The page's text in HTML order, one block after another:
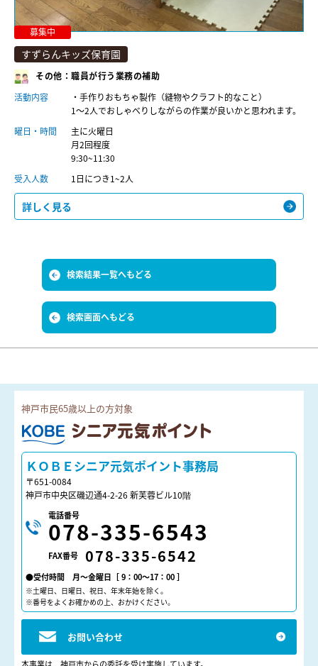
募集中
すずらんキッズ保育園
その他：職員が⾏う業務の補助
活動内容
・手作りおもちゃ製作（縫物やクラフト的なこと）
1～2人でおしゃべりしながらの作業が良いかと思われます。
曜日・時間
主に火曜日
月2回程度
9:30~11:30
受入人数
1日につき1~2人
詳しく見る
検索結果一覧へもどる
検索画面へもどる
神戸市民65歳以上の方対象
ＫＯＢＥシニア元気ポイント
ＫＯＢＥシニア元気ポイント事務局
〒651-0084
神戸市中央区磯辺通4-2-26 新芙蓉ビル10階
電話番号
078-335-6543
FAX番号 078-335-6542
●受付時間 月～金曜日［ 9：00～17：00 ］
※土曜日、日曜日、祝日、年末年始を除く。
※番号をよくお確かめの上、おかけください。
お問い合わせ